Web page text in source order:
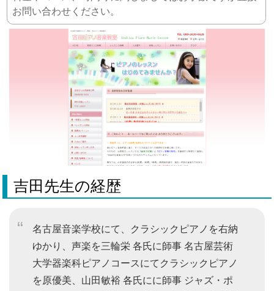
お問い合わせください。
吉田先生の経歴
名古屋音楽学校にて、クラシックピアノを右納
ゆかり、声楽を三輪栄 各氏に師事 名古屋芸術
大学器楽科ピアノコースにてクラシックピアノ
を原優美、山田敏裕 各氏にに師事 ジャズ・ポ